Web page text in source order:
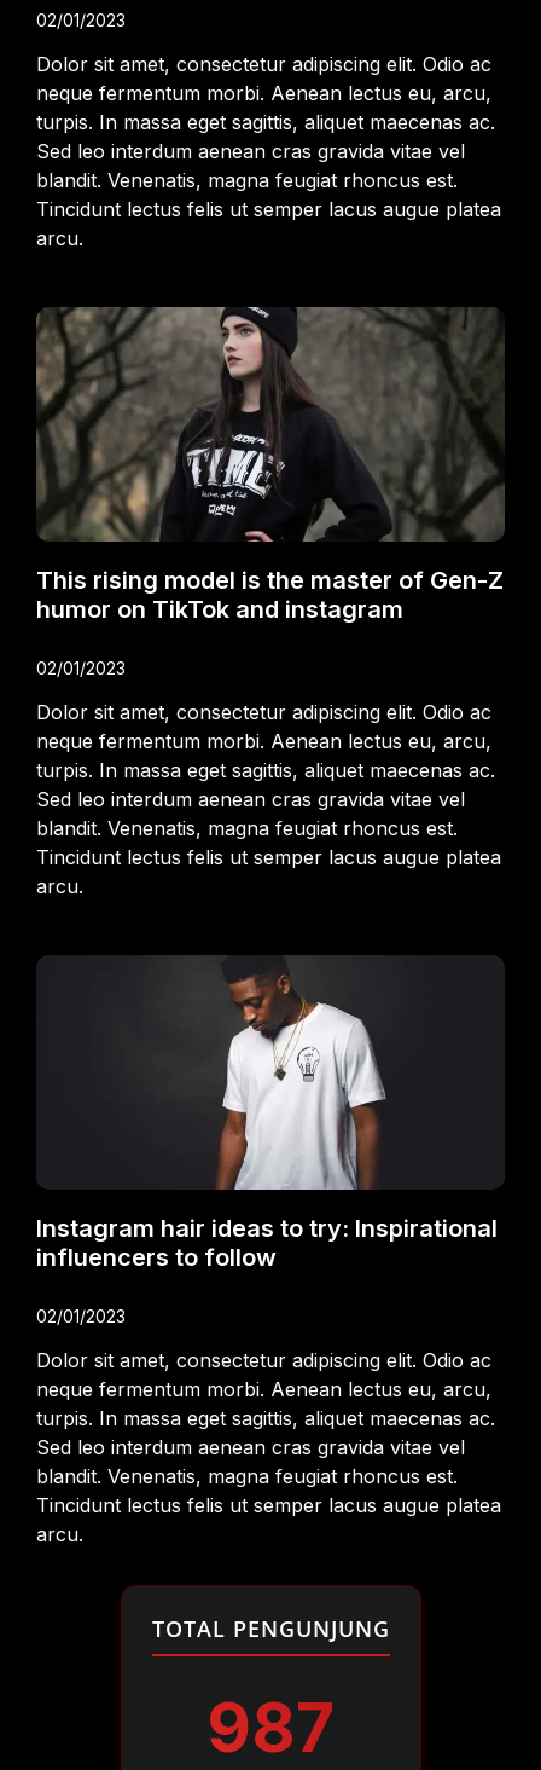
02/01/2023
Dolor sit amet, consectetur adipiscing elit. Odio ac
neque fermentum morbi. Aenean lectus eu, arcu,
turpis. In massa eget sagittis, aliquet maecenas ac.
Sed leo interdum aenean cras gravida vitae vel
blandit. Venenatis, magna feugiat rhoncus est.
Tincidunt lectus felis ut semper lacus augue platea
arcu.
This rising model is the master of Gen-Z
humor on TikTok and instagram
02/01/2023
Dolor sit amet, consectetur adipiscing elit. Odio ac
neque fermentum morbi. Aenean lectus eu, arcu,
turpis. In massa eget sagittis, aliquet maecenas ac.
Sed leo interdum aenean cras gravida vitae vel
blandit. Venenatis, magna feugiat rhoncus est.
Tincidunt lectus felis ut semper lacus augue platea
arcu.
Instagram hair ideas to try: Inspirational
influencers to follow
02/01/2023
Dolor sit amet, consectetur adipiscing elit. Odio ac
neque fermentum morbi. Aenean lectus eu, arcu,
turpis. In massa eget sagittis, aliquet maecenas ac.
Sed leo interdum aenean cras gravida vitae vel
blandit. Venenatis, magna feugiat rhoncus est.
Tincidunt lectus felis ut semper lacus augue platea
arcu.
TOTAL PENGUNJUNG
987